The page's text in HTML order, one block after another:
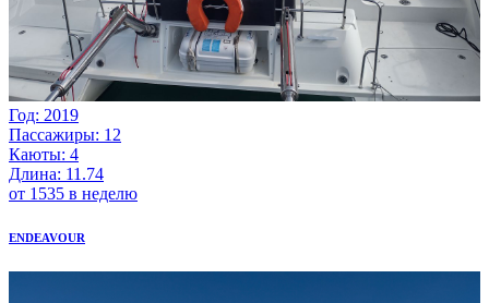
Год: 2019
Пассажиры: 12
Каюты: 4
Длина: 11.74
от 1535 в неделю
ENDEAVOUR